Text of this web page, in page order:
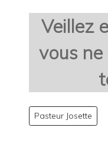
Veillez
vous
Pasteur Josette